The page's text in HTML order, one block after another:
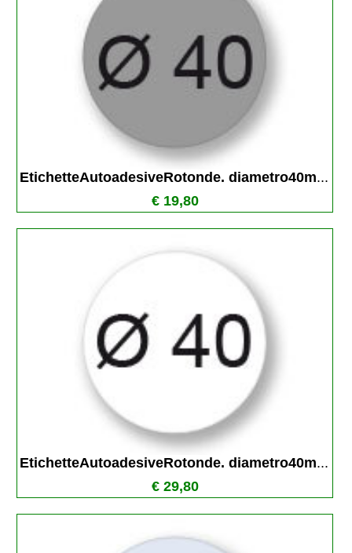
EtichetteAutoadesiveRotonde. diametro40m...
€ 19,80
EtichetteAutoadesiveRotonde. diametro40m...
€ 29,80